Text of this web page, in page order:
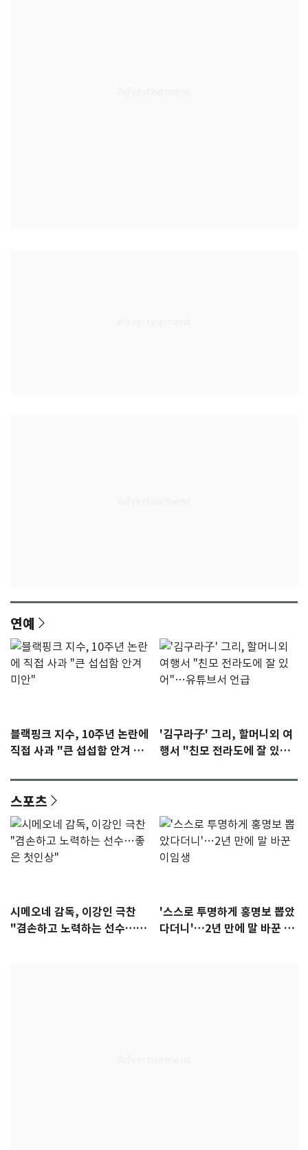
연예
블랙핑크 지수, 10주년 논란에
직접 사과 "큰 섭섭함 안겨 미
'김구라子' 그리, 할머니외 여
행서 "친모 전라도에 잘 있
스포츠
시메오네 감독, 이강인 극찬
"겸손하고 노력하는 선수…좋
'스스로 투명하게 홍명보 뽑았
다더니'…2년 만에 말 바꾼 이